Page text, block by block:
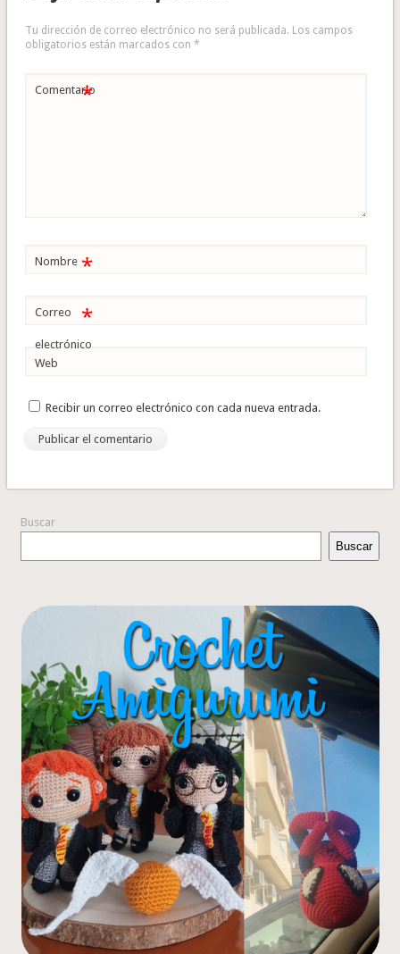
Tu dirección de correo electrónico no será publicada. Los campos
obligatorios están marcados con *
Comentario
*
Nombre *
Correo
electrónico
*
Web
Recibir un correo electrónico con cada nueva entrada.
Buscar
Buscar